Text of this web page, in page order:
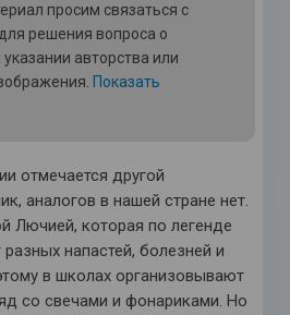
просим связаться с
решения вопроса о
авторства или
Показать
отмечается другой
аналогов в нашей стране нет.
Лючией, которая по легенде
разных напастей, болезней и
в школах организовывают
со свечами и фонариками. Но